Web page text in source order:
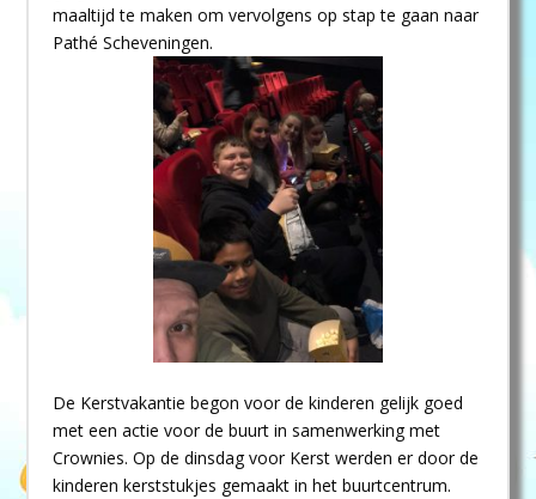
maaltijd te maken om vervolgens op stap te gaan naar
Pathé Scheveningen.
De Kerstvakantie begon voor de kinderen gelijk goed
met een actie voor de buurt in samenwerking met
Crownies. Op de dinsdag voor Kerst werden er door de
kinderen kerststukjes gemaakt in het buurtcentrum.